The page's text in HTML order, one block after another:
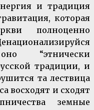
и традиция
которая
полноценно
“этнически
традиции, и
та лествица
восходят и сходят
земные